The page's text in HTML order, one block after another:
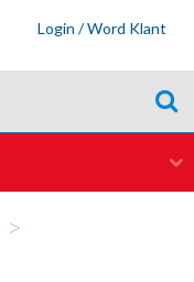
Login / Word Klant
>